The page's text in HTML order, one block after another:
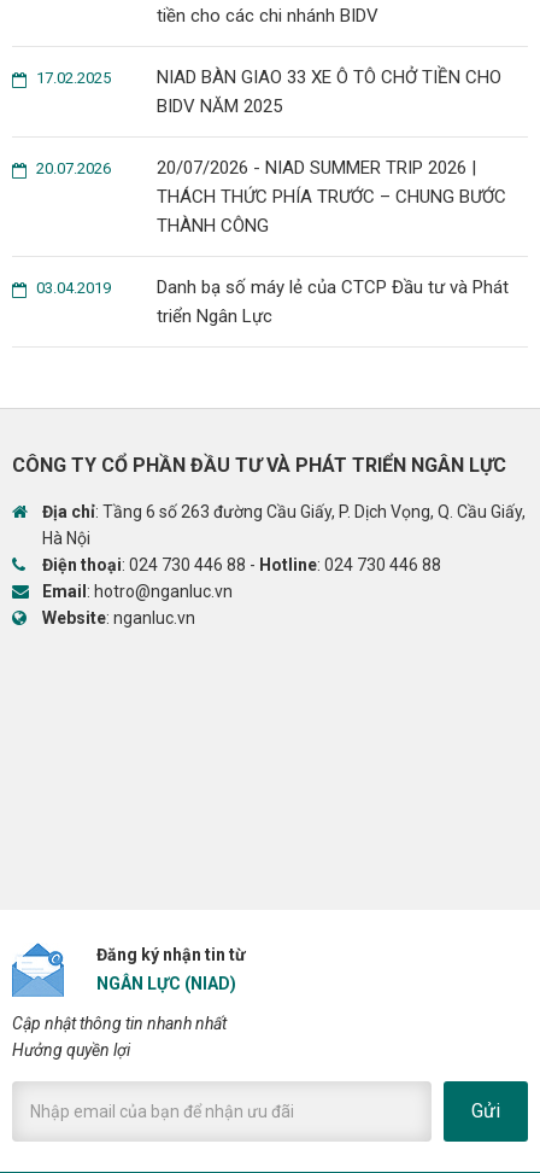
tiền cho các chi nhánh BIDV
NIAD BÀN GIAO 33 XE Ô TÔ CHỞ TIỀN CHO
BIDV NĂM 2025
17.02.2025
20/07/2026 - NIAD SUMMER TRIP 2026 |
THÁCH THỨC PHÍA TRƯỚC – CHUNG BƯỚC
THÀNH CÔNG
20.07.2026
Danh bạ số máy lẻ của CTCP Đầu tư và Phát
triển Ngân Lực
03.04.2019
CÔNG TY CỔ PHẦN ĐẦU TƯ VÀ PHÁT TRIỂN NGÂN LỰC
Địa chỉ: Tầng 6 số 263 đường Cầu Giấy, P. Dịch Vọng, Q. Cầu Giấy,
Hà Nội
Điện thoại: 024 730 446 88 - Hotline: 024 730 446 88
Email : hotro@nganluc.vn
Website: nganluc.vn
Đăng ký nhận tin từ
NGÂN LỰC (NIAD)
Cập nhật thông tin nhanh nhất
Hưởng quyền lợi
Gửi